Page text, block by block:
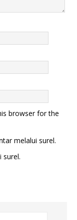
browser for the
melalui surel.
surel.